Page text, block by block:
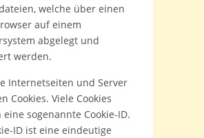
welche über einen
auf einem
abgelegt und
werden.
Internetseiten und Server
Cookies. Viele Cookies
sogenannte Cookie-ID.
ID ist eine eindeutige